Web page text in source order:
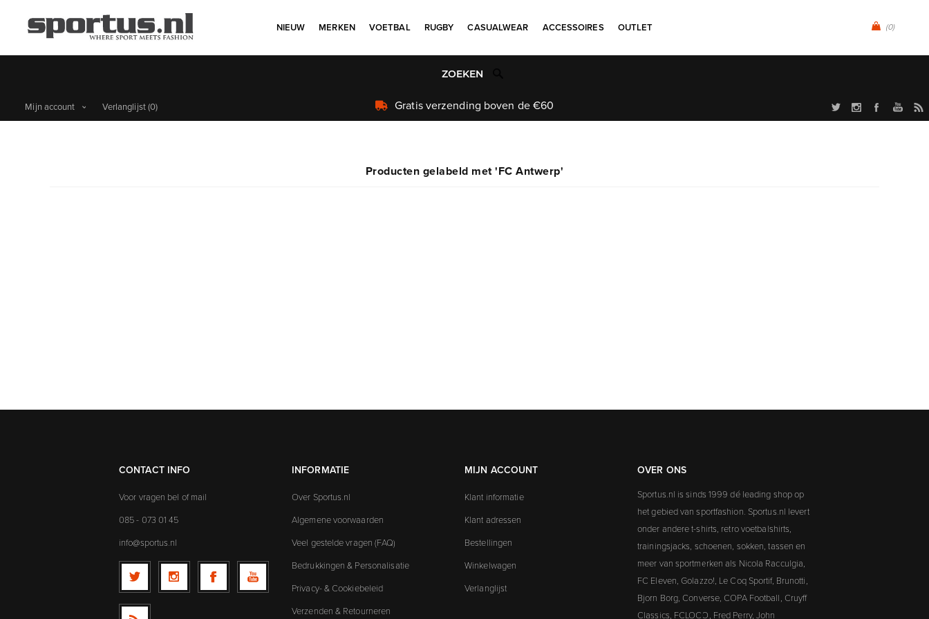
(0)
NIEUW MERKEN VOETBAL RUGBY CASUALWEAR ACCESSOIRES OUTLET
Gratis verzending boven de €60
Mijn account Verlanglijst(0)
Producten gelabeld met 'FC Antwerp'
CONTACT INFO
Voor vragen bel of mail
085 - 073 01 45
info@sportus.nl
INFORMATIE
Over Sportus.nl
Algemene voorwaarden
Veel gestelde vragen (FAQ)
Bedrukkingen & Personalisatie
Privacy- & Cookiebeleid
Verzenden & Retourneren
MIJN ACCOUNT
Klant informatie
Klant adressen
Bestellingen
Winkelwagen
Verlanglijst
OVER ONS
Sportus.nl is sinds 1999 dé leading shop op
het gebied van sportfashion. Sportus.nl levert
onder andere t-shirts, retro voetbalshirts,
trainingsjacks, schoenen, sokken, tassen en
meer van sportmerken als Nicola Racculgia,
FC Eleven, Golazzo!, Le Coq Sportif, Brunotti,
Bjorn Borg, Converse, COPA Football, Cruyff
Classics, FCLOCO, Fred Perry, John